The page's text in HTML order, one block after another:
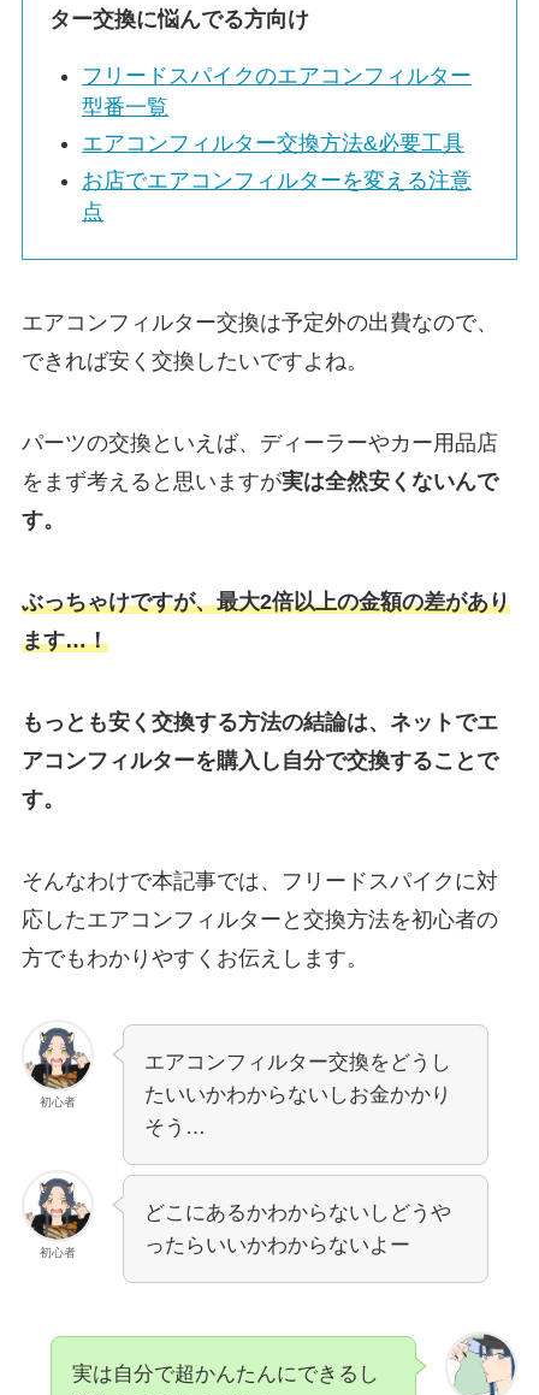
ター交換に悩んでる方向け
フリードスパイクのエアコンフィルター
型番一覧
エアコンフィルター交換方法&必要工具
お店でエアコンフィルターを変える注意
点
エアコンフィルター交換は予定外の出費なので、
できれば安く交換したいですよね。
パーツの交換といえば、ディーラーやカー用品店
をまず考えると思いますが実は全然安くないんで
す。
ぶっちゃけですが、最大2倍以上の金額の差があり
ます…！
もっとも安く交換する方法の結論は、ネットでエ
アコンフィルターを購入し自分で交換することで
す。
そんなわけで本記事では、 フリードスパイク に対
応したエアコンフィルターと交換方法を初心者の
方でもわかりやすくお伝えします。
初心者
エアコンフィルター交換をどうし
たいいかわからないしお金かかり
そう…
初心者
どこにあるかわからないしどうや
ったらいいかわからないよー
実は自分で超かんたんにできるし